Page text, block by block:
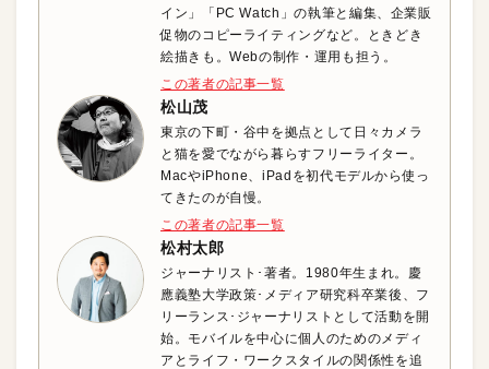
イン」「PC Watch」の執筆と編集、企業販
促物のコピーライティングなど。ときどき
絵描きも。Webの制作・運用も担う。
この著者の記事一覧
松山茂
東京の下町・谷中を拠点として日々カメラ
と猫を愛でながら暮らすフリーライター。
MacやiPhone、iPadを初代モデルから使っ
てきたのが自慢。
この著者の記事一覧
松村太郎
ジャーナリスト･著者。1980年生まれ。慶
應義塾大学政策･メディア研究科卒業後、フ
リーランス･ジャーナリストとして活動を開
始。モバイルを中心に個人のためのメディ
アとライフ・ワークスタイルの関係性を追